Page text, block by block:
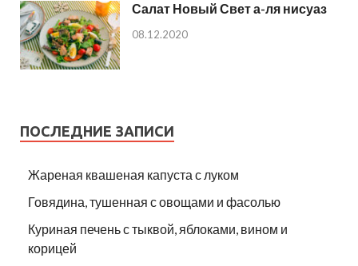
Салат Новый Свет а-ля нисуаз
08.12.2020
ПОСЛЕДНИЕ ЗАПИСИ
Жареная квашеная капуста с луком
Говядина, тушенная с овощами и фасолью
Куриная печень с тыквой, яблоками, вином и
корицей